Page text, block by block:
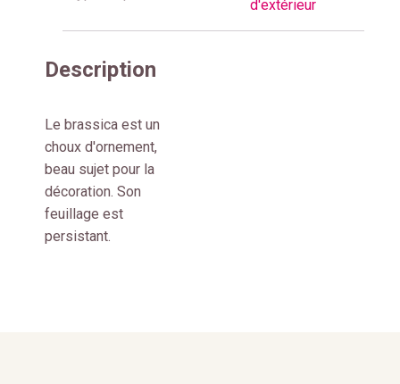
d'extérieur
Description
Le brassica est un
choux d'ornement,
beau sujet pour la
décoration. Son
feuillage est
persistant.